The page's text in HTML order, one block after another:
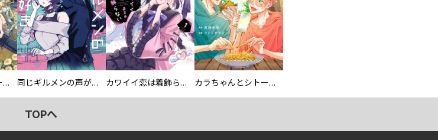
奴隷を調教してハーレム作る 同じギルメンの声が好き カワイイ恋は着飾らない カラちゃんとシトーさんと、 【分冊版】
TOPへ